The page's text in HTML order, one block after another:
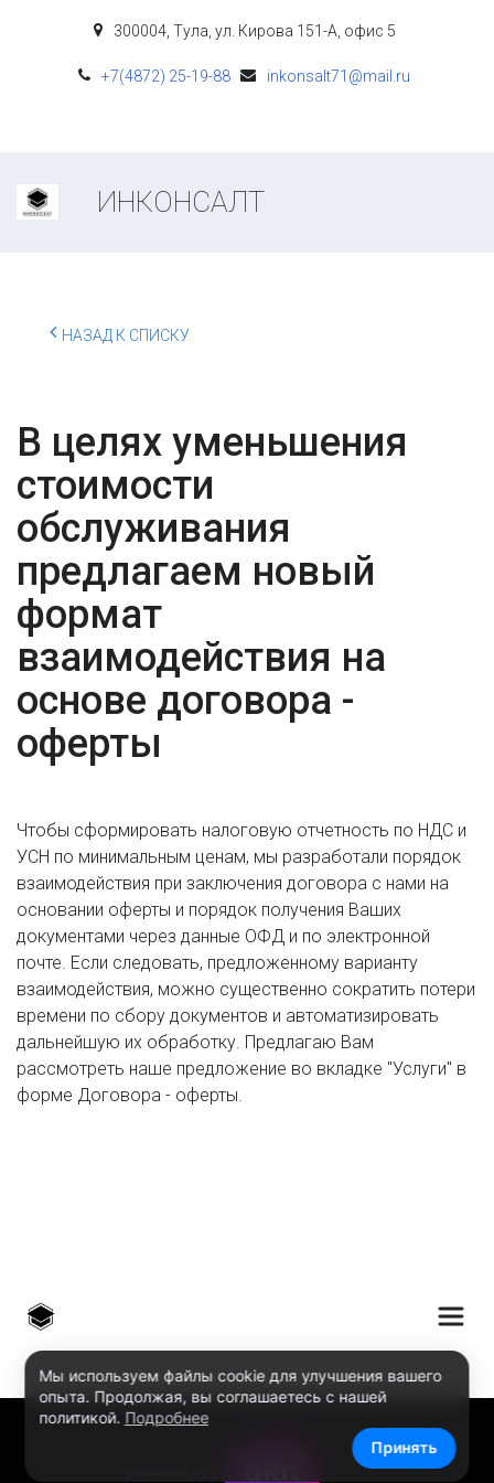
Мы используем файлы cookie для улучшения вашего
опыта. Продолжая, вы соглашаетесь с нашей
политикой. Подробнее
Принять
300004, Тула ул. Кирова 151-А офис 5
+7(4872) 25-19-88 inkonsalt71@mail.ru
ИНКОНСАЛТ
НАЗАД К СПИСКУ
В целях уменьшения
стоимости
обслуживания
предлагаем новый
формат
взаимодействия на
основе договора -
оферты
Чтобы сформировать налоговую отчетность по НДС и
УСН по минимальным ценам, мы разработали порядок
взаимодействия при заключения договора с нами на
основании оферты и порядок получения Ваших
документами через данные ОФД и по электронной
почте. Если следовать, предложенному варианту
взаимодействия, можно существенно сократить потери
времени по сбору документов и автоматизировать
дальнейшую их обработку. Предлагаю Вам
рассмотреть наше предложение во вкладке "Услуги" в
форме Договора - оферты.